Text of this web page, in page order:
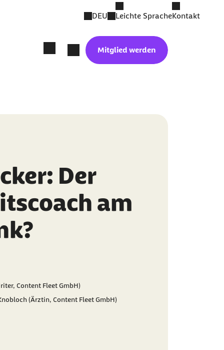
DEU Leichte SpracheKontakt
Mitglied werden
Der
am
Content Fleet GmbH)
(Ärztin, Content Fleet GmbH)